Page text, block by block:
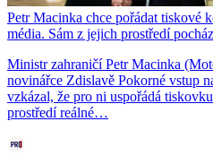
Petr Macinka chce pořádat tiskové
média. Sám z jejich prostředí
Ministr zahraničí Petr Macinka
novinářce Zdislavě Pokorné vstup
vzkázal, že pro ni uspořádá
prostředí reálné…